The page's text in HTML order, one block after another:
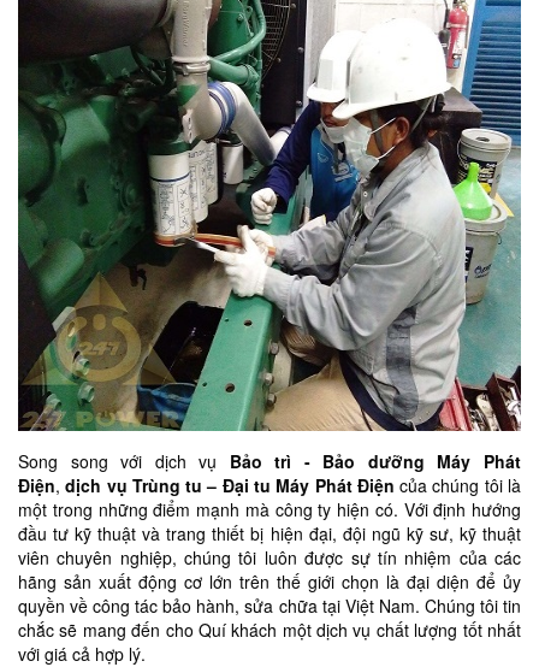
Song song với dịch vụ Bảo trì - Bảo dưỡng Máy Phát
Điện,dịch vụ Trùng tu – Đại tu Máy Phát Điện của chúng tôi là
một trong những điểm mạnh mà công ty hiện có. Với định hướng
đầu tư kỹ thuật và trang thiết bị hiện đại, đội ngũ kỹ sư, kỹ thuật
viên chuyên nghiệp, chúng tôi luôn được sự tín nhiệm của các
hãng sản xuất động cơ lớn trên thế giới chọn là đại diện để ủy
quyền về công tác bảo hành, sửa chữa tại Việt Nam. Chúng tôi tin
chắc sẽ mang đến cho Quí khách một dịch vụ chất lượng tốt nhất
với giá cả hợp lý.